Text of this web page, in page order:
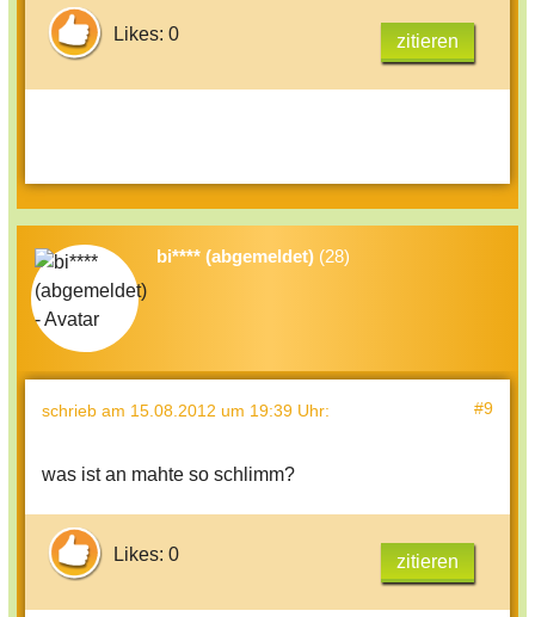
Likes: 0 zitieren
bi**** (abgemeldet) (28)
schrieb am 15.08.2012 um 19:39 Uhr: #9
was ist an mahte so schlimm?
Likes: 0 zitieren